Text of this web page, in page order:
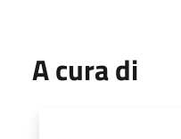
A cura di